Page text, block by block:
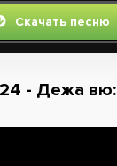
Скачать песню
- Дежа вю: